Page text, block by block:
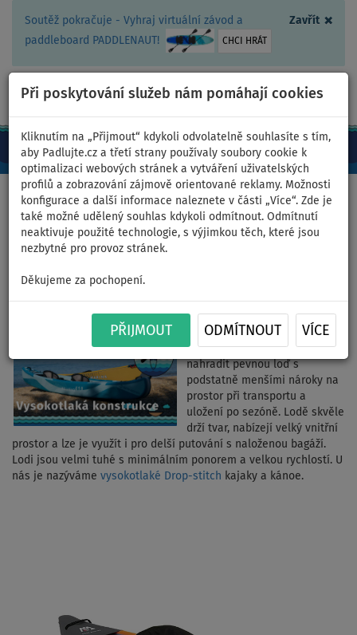
Zavřít ×
Soutěž pokračuje - Vyhraj virtuální závod a
paddleboard PADDLENAUT!
CHCI HRÁT
Při poskytování služeb nám pomáhají cookies
Kliknutím na „Přijmout“ kdykoli odvolatelně souhlasíte s tím,
aby Padlujte.cz a třetí strany používaly soubory cookie k
optimalizaci webových stránek a vytváření uživatelských
profilů a zobrazování zájmově orientované reklamy. Možnosti
konfigurace a další informace naleznete v části „Více“. Zde je
také možné udělený souhlas kdykoli odmítnout. Odmítnutí
neaktivuje použité technologie, s výjimkou těch, které jsou
nezbytné pro provoz stránek.
Děkujeme za pochopení.
PŘIJMOUT ODMÍTNOUT VÍCE
CZ/Kč +420 467 409 090 0ks
Domů >Pádlujte na kajaku - články, videa, recenze >Kajaková
poradna >Vysokotlaká konstrukce
Vysokotlaká konstrukce -
kajaková poradna
Kajaky a kanoe, které dokáží
nahradit pevnou loď s
podstatně menšími nároky na
prostor při transportu a
uložení po sezóně. Lodě skvěle
drží tvar, nabízejí velký vnitřní
prostor a lze je využít i pro delší putování s naloženou bagáží.
Lodi jsou velmi tuhé s minimálním ponorem a velkou rychlostí. U
nás je nazýváme vysokotlaké Drop-stitch kajaky a kánoe.